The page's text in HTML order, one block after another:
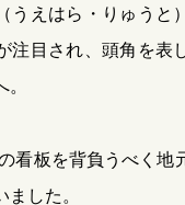
うえはら・りゅうと
注目され、頭角を表
看板を背負うべく地
した。